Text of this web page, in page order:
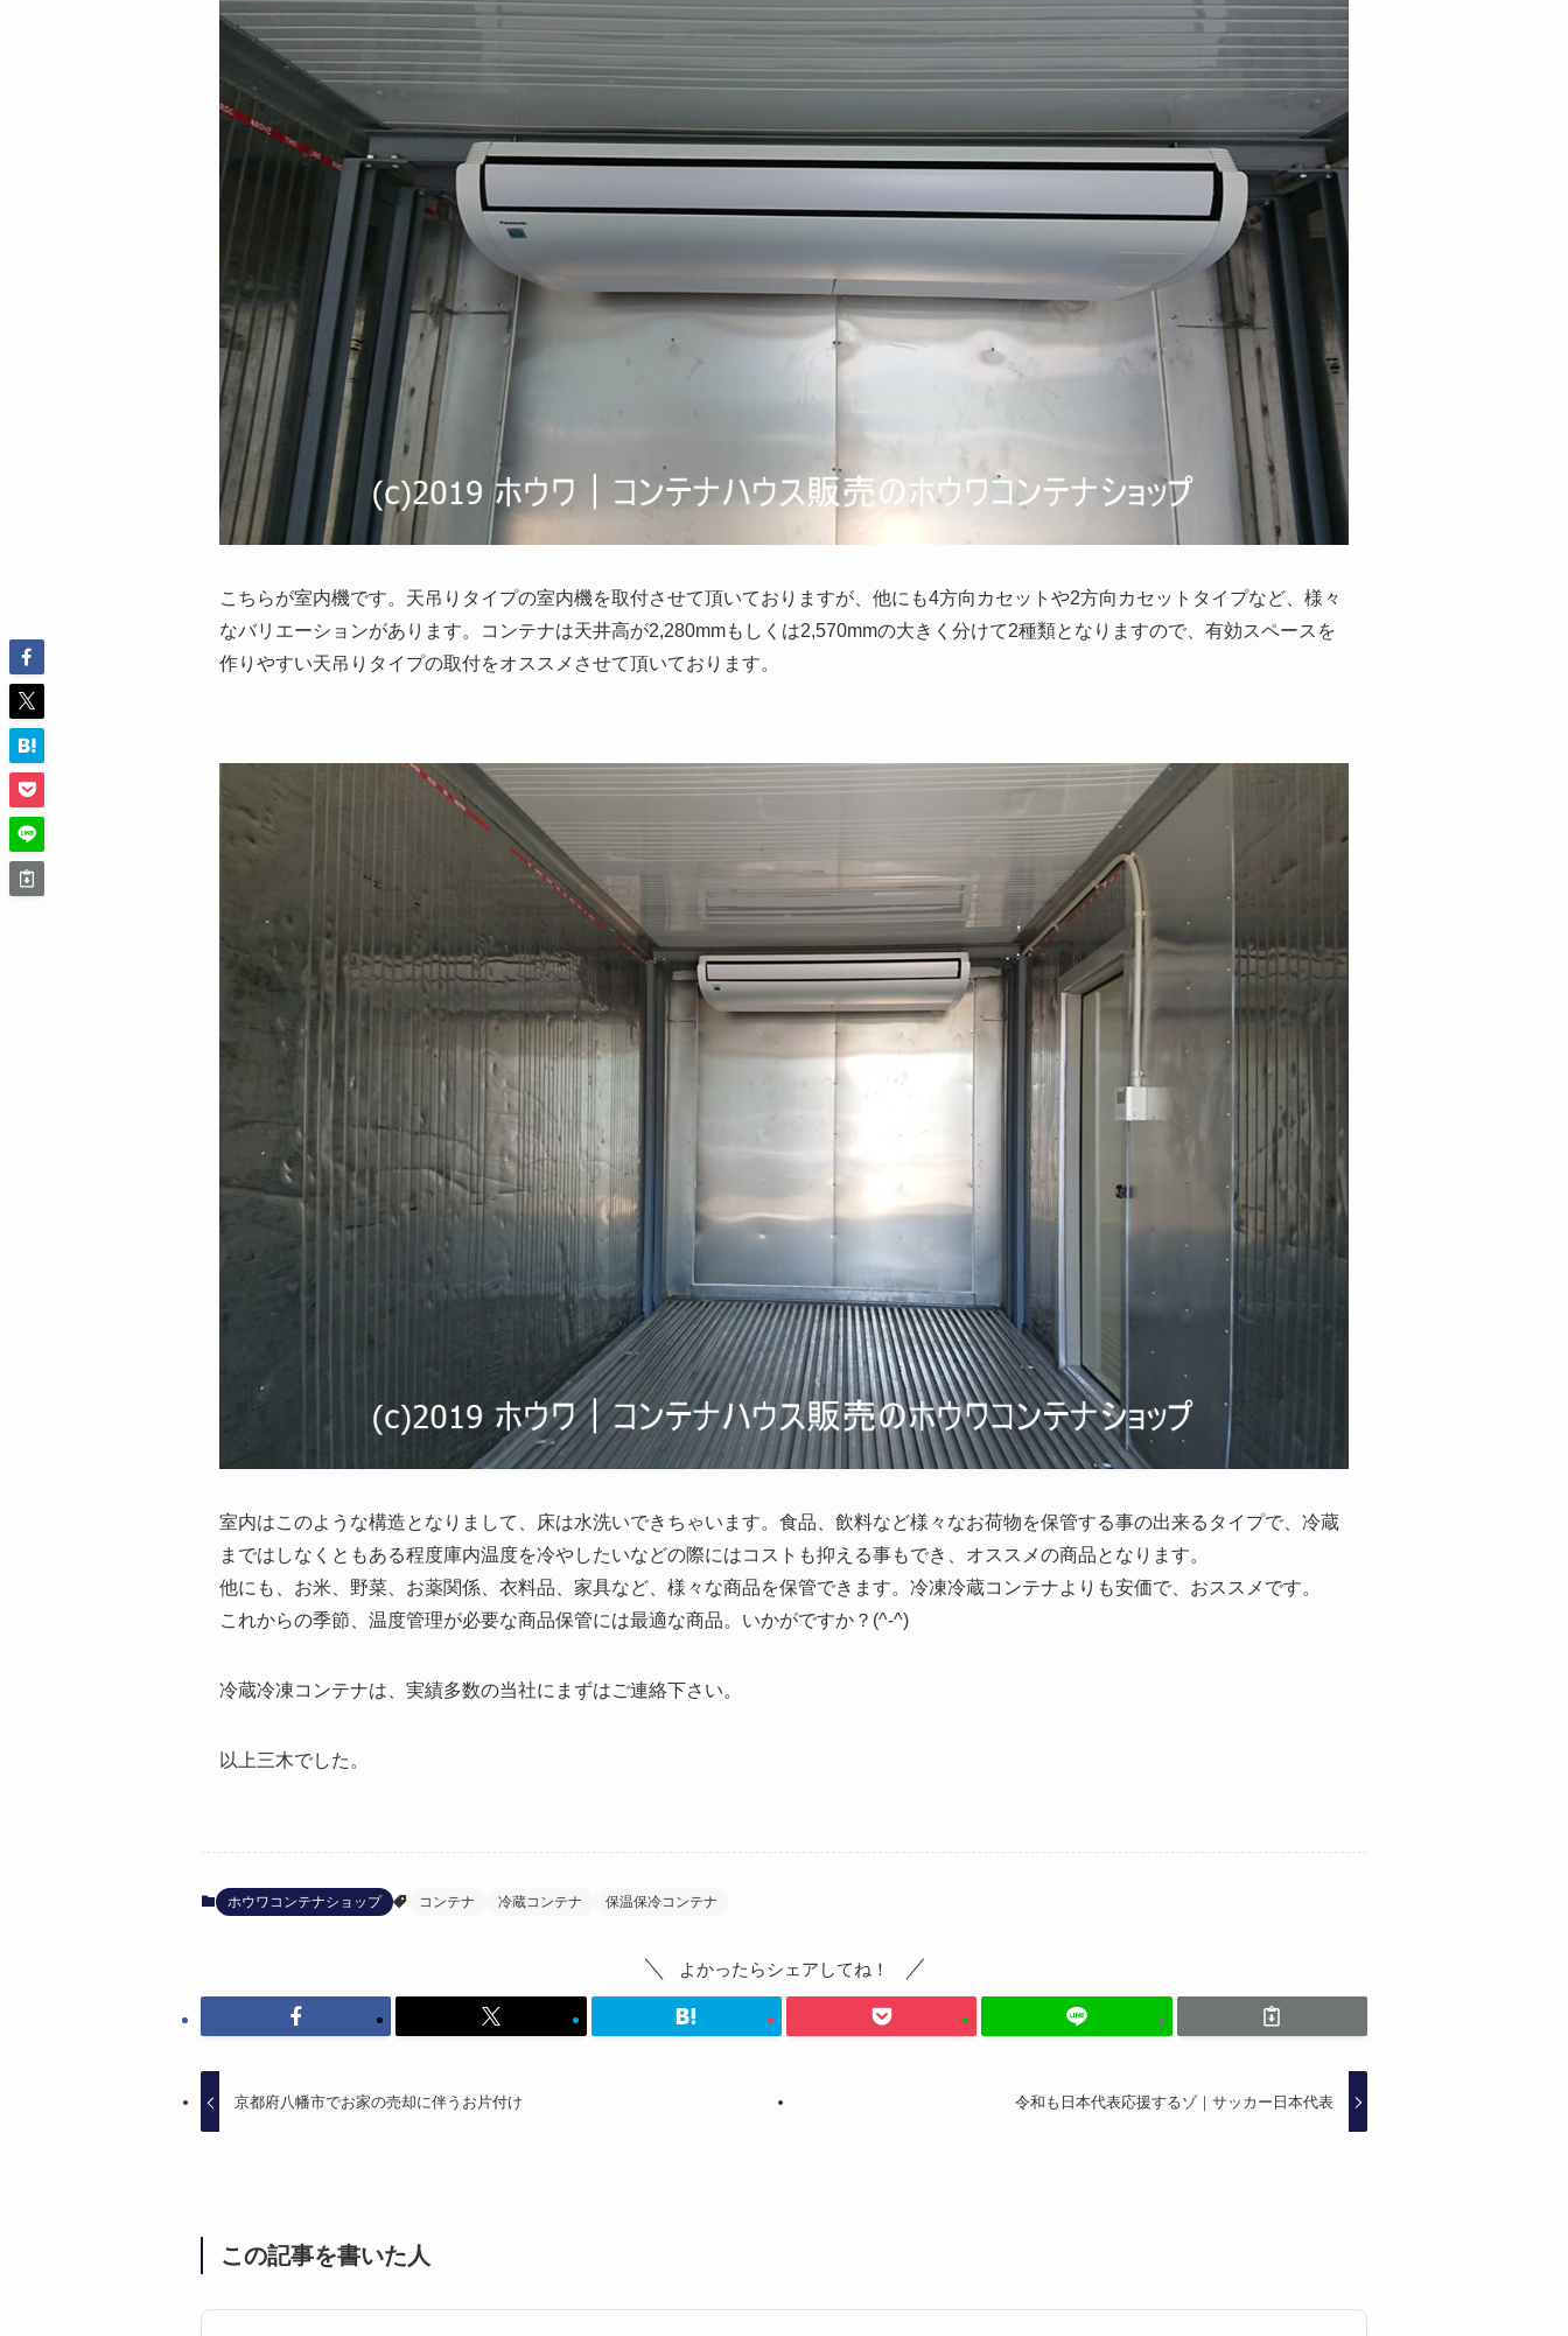
こちらが室内機です。天吊りタイプの室内機を取付させて頂いておりますが、他にも4方向カセットや2方向カセットタイプなど、様々
なバリエーションがあります。コンテナは天井高が2,280mmもしくは2,570mmの大きく分けて2種類となりますので、有効スペースを
作りやすい天吊りタイプの取付をオススメさせて頂いております。
室内はこのような構造となりまして、床は水洗いできちゃいます。食品、飲料など様々なお荷物を保管する事の出来るタイプで、冷蔵
まではしなくともある程度庫内温度を冷やしたいなどの際にはコストも抑える事もでき、オススメの商品となります。
他にも、お米、野菜、お薬関係、衣料品、家具など、様々な商品を保管できます。冷凍冷蔵コンテナよりも安価で、おススメです。
これからの季節、温度管理が必要な商品保管には最適な商品。いかがですか？(^-^)
冷蔵冷凍コンテナは、実績多数の当社にまずはご連絡下さい。
以上三木でした。
ホウワコンテナショップ コンテナ 冷蔵コンテナ 保温保冷コンテナ
よかったらシェアしてね！
京都府八幡市でお家の売却に伴うお片付け 令和も日本代表応援するゾ｜サッカー日本代表
この記事を書いた人